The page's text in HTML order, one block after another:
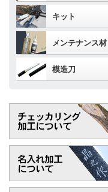
キット
メンテナンス材
模造刀